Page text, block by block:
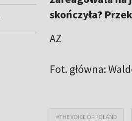
skończyła?
AZ
Fot. główna:
#THE VOICE OF POLAND